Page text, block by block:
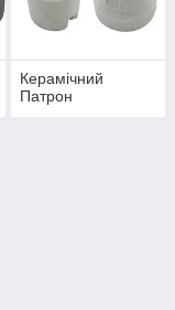
Керамічний
Патрон